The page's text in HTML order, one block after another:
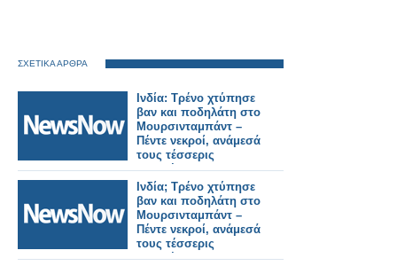
ΣΧΕΤΙΚΑ ΑΡΘΡΑ
Ινδία: Τρένο χτύπησε
βαν και ποδηλάτη στο
Μουρσινταμπάντ –
Πέντε νεκροί, ανάμεσά
τους τέσσερις
μαθητές.
Ινδία; Τρένο χτύπησε
βαν και ποδηλάτη στο
Μουρσινταμπάντ –
Πέντε νεκροί, ανάμεσά
τους τέσσερις
μαθητές.